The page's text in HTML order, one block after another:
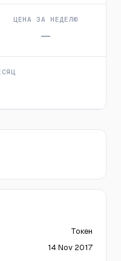
ЦЕНА ЗА НЕДЕЛЮ
—
Токен
14 Nov 2017